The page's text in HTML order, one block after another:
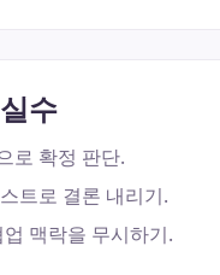
수
로 확정 판단.
트로 결론 내리기.
맥락을 무시하기.